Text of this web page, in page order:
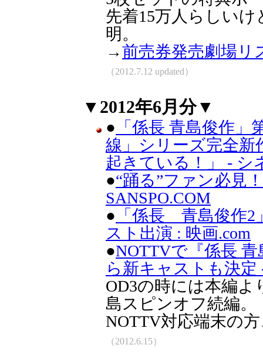
先着15万人らしい
明。
→前売券発売劇場リ
（2012.7.12 updated）
▼2012年6月分▼
● 「係長 青島俊作
線」シリーズ完全新
起きている！」 - シ
●“踊る”ファン必見
SANSPO.COM
● 「係長 青島俊作
スト出演 : 映画.com
●NOTTVで『係長
ら新キャストも決定
OD3の時には本編
島スピンオフ続編。
NOTTV対応端末の
（2012.6.15）